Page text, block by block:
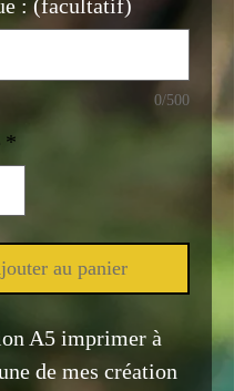
: (facultatif)
0/500
*
au panier
A5 imprimer à
de mes création